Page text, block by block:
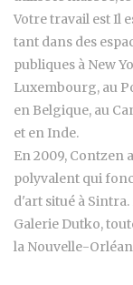
Votre travail est Il
tant dans des
publiques à New
Luxembourg, au
en Belgique, au
et en Inde.
En 2009, Contzen
polyvalent qui
d'art situé à
Galerie Dutko,
la Nouvelle-